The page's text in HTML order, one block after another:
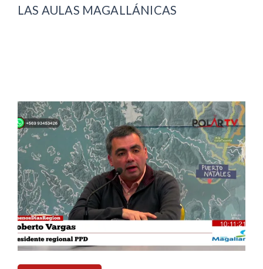
LAS AULAS MAGALLÁNICAS